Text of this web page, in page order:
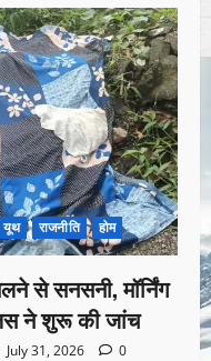
यूथ राजनीति होम
से सनसनी, मॉर्निंग
ने शुरू की जांच
July 31, 2026
0